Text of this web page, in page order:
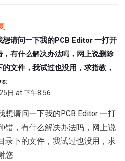
想请问一下我的PCB Editor 一打开
，有什么解决办法吗，网上说删除
的文件，我试过也没用，求指教，
日 at 下午8:56
想请问一下我的PCB Editor 一打
错，有什么解决办法吗，网上说
录下的文件，我试过也没用，求
您